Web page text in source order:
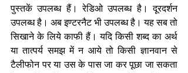
पुस्तकें उपलब्ध हैं। रेडिओ उपलब्ध है। दूरदर्शन
उपलब्ध है। अब इण्टरनैट भी उपलब्ध है। यह सब तो
सिखाने के लिये काफी हैं। यदि किसी शब्द का अर्थ
या तात्पर्य समझ में न आये तो किसी ज्ञानवान से
टैलीफोन पर या उस के पास जा कर पूछा जा सकता